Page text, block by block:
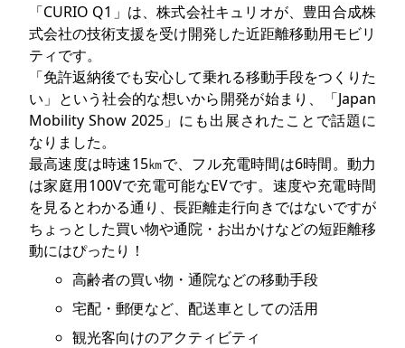
「CURIO Q1」は、株式会社キュリオが、豊田合成株
式会社の技術支援を受け開発した近距離移動用モビリ
ティです。
「免許返納後でも安心して乗れる移動手段をつくりた
い」という社会的な想いから開発が始まり、「Japan
Mobility Show 2025」にも出展されたことで話題に
なりました。
最高速度は時速15㎞で、フル充電時間は6時間。動力
は家庭用100Vで充電可能なEVです。速度や充電時間
を見るとわかる通り、長距離走行向きではないですが
ちょっとした買い物や通院・お出かけなどの短距離移
動にはぴったり！
高齢者の買い物・通院などの移動手段
宅配・郵便など、配送車としての活用
観光客向けのアクティビティ